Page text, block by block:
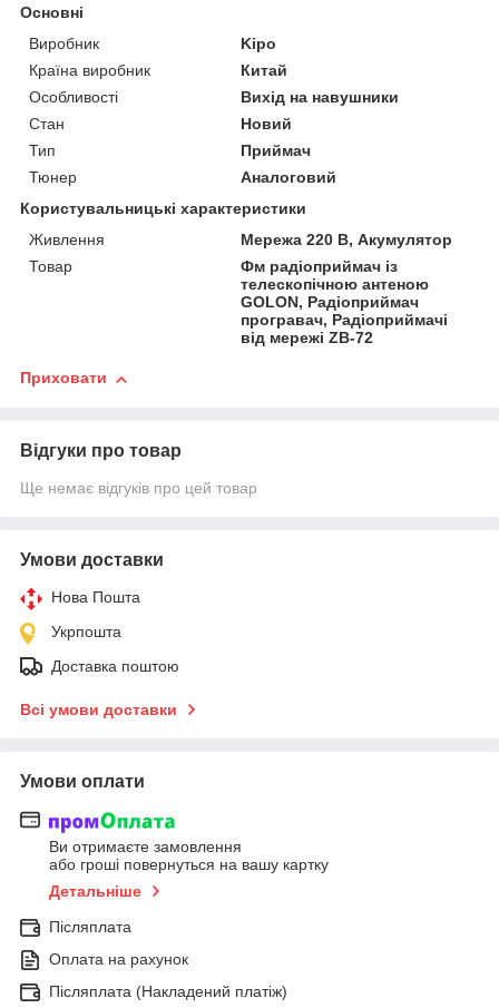
Основні
Виробник
Kipo
Країна виробник
Китай
Особливості
Вихід на навушники
Стан
Новий
Тип
Приймач
Тюнер
Аналоговий
Користувальницькі характеристики
Живлення
Мережа 220 В, Акумулятор
Товар
Фм радіоприймач із
телескопічною антеною
GOLON, Радіоприймач
програвач, Радіоприймачі
від мережі ZB-72
Приховати
Відгуки про товар
Ще немає відгуків про цей товар
Умови доставки
Нова Пошта
Укрпошта
Доставка поштою
Всі умови доставки
Умови оплати
Ви отримаєте замовлення
або гроші повернуться на вашу картку
Детальніше
Післяплата
Оплата на рахунок
Післяплата (Накладений платіж)